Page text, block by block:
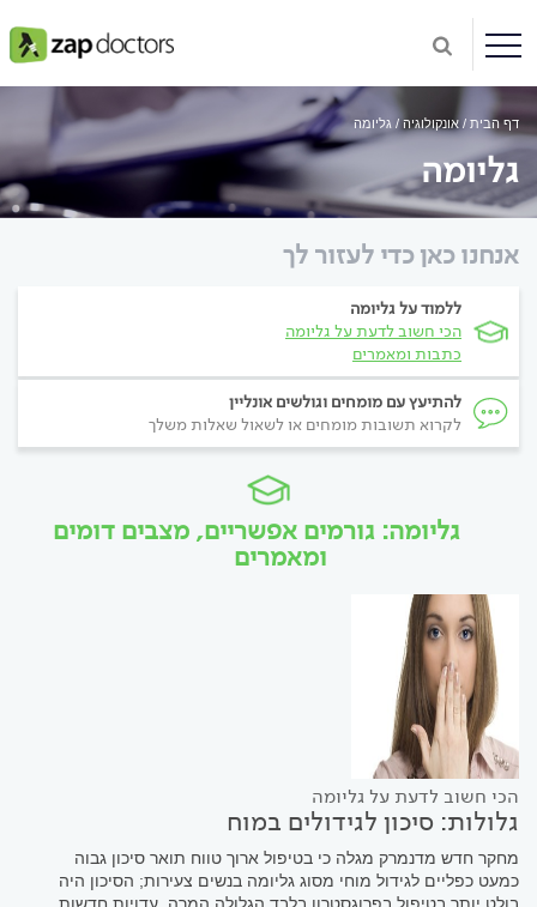
דף הבית אונקולוגיה גליומה
גליומה
אנחנו כאן כדי לעזור לך
ללמוד על גליומה
הכי חשוב לדעת על גליומה
כתבות ומאמרים
להתיעץ עם מומחים וגולשים אונליין
לקרוא תשובות מומחים או לשאול שאלות משלך
גליומה: גורמים אפשריים, מצבים דומים
ומאמרים
הכי חשוב לדעת על גליומה
גלולות: סיכון לגידולים במוח
מחקר חדש מדנמרק מגלה כי בטיפול ארוך טווח תואר סיכון גבוה
כמעט כפליים לגידול מוחי מסוג גליומה בנשים צעירות; הסיכון היה